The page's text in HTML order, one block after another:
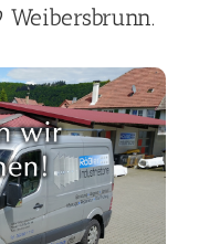
Weibersbrunn.